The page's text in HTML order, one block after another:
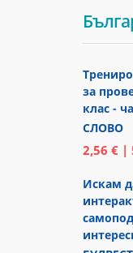
за
клас -
СЛОВО
2,56 € |
Искам